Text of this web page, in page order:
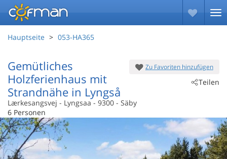
Hauptseite 053-HA365
Zu Favoriten hinzufügen
Teilen
Gemütliches
Holzferienhaus mit
Strandnähe in Lyngså
Lærkesangsvej - Lyngsaa - 9300 - Säby
6 Personen